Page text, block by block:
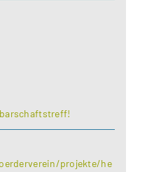
projekte/he